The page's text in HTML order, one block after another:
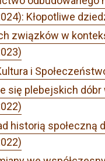
Kłopotliwe
związków w
i
się plebejskich
historią